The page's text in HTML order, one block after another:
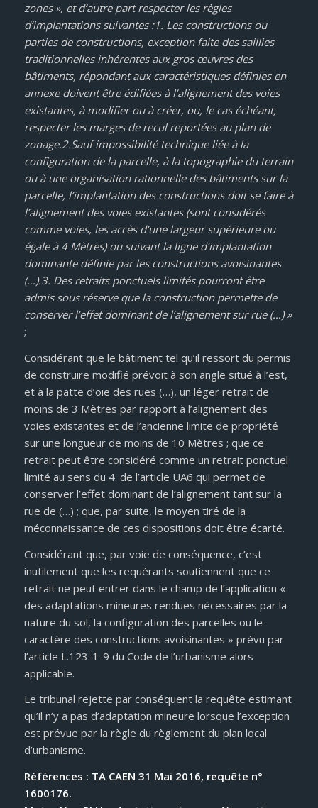
zones », et d’autre part respecter les règles
d’implantations suivantes :1. Les constructions ou
parties de constructions, exception faite des saillies
traditionnelles inhérentes aux gros œuvres des
bâtiments, répondant aux caractéristiques définies en
annexe doivent être édifiées à l’alignement des voies
existantes, à modifier ou à créer, ou, le cas échéant,
respecter les marges de recul reportées au plan de
zonage.2.Sauf impossibilité technique liée à la
configuration de la parcelle, à la topographie du terrain
ou à une organisation rationnelle des bâtiments sur la
parcelle, l’implantation des constructions doit se faire à
l’alignement des voies existantes (sont considérés
comme voies, les accès d’une largeur supérieure ou
égale à 4 Mètres) ou suivant la ligne d’implantation
dominante définie par les constructions avoisinantes
(…).3. Des retraits ponctuels limités pourront être
admis sous réserve que la construction permette de
conserver l’effet dominant de l’alignement sur rue (…) »
;
Considérant que le bâtiment tel qu’il ressort du permis
de construire modifié prévoit à son angle situé à l’est,
et à la patte d’oie des rues (…), un léger retrait de
moins de 3 Mètres par rapport à l’alignement des
voies existantes et de l’ancienne limite de propriété
sur une longueur de moins de 10 Mètres ; que ce
retrait peut être considéré comme un retrait ponctuel
limité au sens du 4. de l’article UA6 qui permet de
conserver l’effet dominant de l’alignement tant sur la
rue de (…) ; que, par suite, le moyen tiré de la
méconnaissance de ces dispositions doit être écarté.
Considérant que, par voie de conséquence, c’est
inutilement que les requérants soutiennent que ce
retrait ne peut entrer dans le champ de l’application «
des adaptations mineures rendues nécessaires par la
nature du sol, la configuration des parcelles ou le
caractère des constructions avoisinantes » prévu par
l’article L.123-1-9 du Code de l’urbanisme alors
applicable.
Le tribunal rejette par conséquent la requête estimant
qu’il n’y a pas d’adaptation mineure lorsque l’exception
est prévue par la règle du règlement du plan local
d’urbanisme.
Références : TA CAEN 31 Mai 2016, requête n°
1600176.